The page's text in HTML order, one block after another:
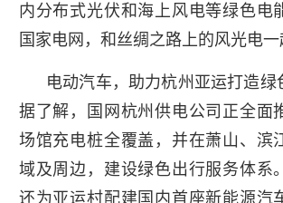
内分布式光伏和海上风电等绿色电
国家电网，和丝绸之路上的风光电一
电动汽车，助力杭州亚运打造绿
据了解，国网杭州供电公司正全面
场馆充电桩全覆盖，并在萧山、滨
域及周边，建设绿色出行服务体系
还为亚运村配建国内首座新能源汽